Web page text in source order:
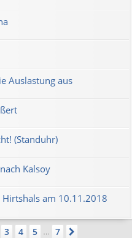
Auslastung aus
(Standuhr)
Kalsoy
Hirtshals am 10.11.2018
von 7
3 4 5 7